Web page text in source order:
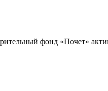
фонд «Почет»